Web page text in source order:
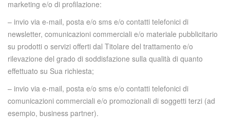
marketing e/o di profilazione:
– invio via e-mail, posta e/o sms e/o contatti telefonici di
newsletter, comunicazioni commerciali e/o materiale pubblicitario
su prodotti o servizi offerti dal Titolare del trattamento e/o
rilevazione del grado di soddisfazione sulla qualità di quanto
effettuato su Sua richiesta;
– invio via e-mail, posta e/o sms e/o contatti telefonici di
comunicazioni commerciali e/o promozionali di soggetti terzi (ad
esempio, business partner).